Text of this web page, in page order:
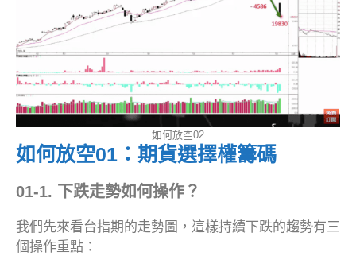
如何放空02
如何放空01：期貨選擇權籌碼
01-1. 下跌走勢如何操作？
我們先來看台指期的走勢圖，這樣持續下跌的趨勢有三
個操作重點：